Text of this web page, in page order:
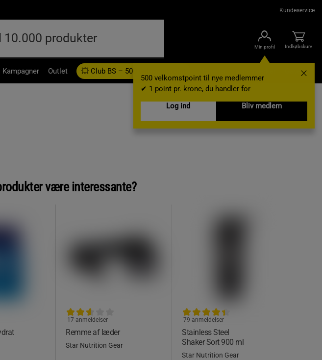
Kundeservice
Min profil
500 velkomstpoint til nye medlemmer
✔ 1 point pr. krone, du handler for
Log ind
Bliv medlem
Indkøbskurv
Kampagner Outlet 💥 Club BS – 500 velkomstpoint Gavekort
være interessante?
Remme af læder
17 anmeldelser
Star Nutrition Gear
Stainless Steel
Shaker Sort 900 ml
79 anmeldelser
Star Nutrition Gear